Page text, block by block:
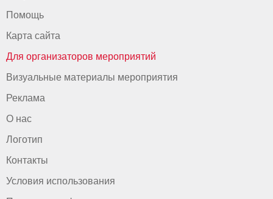
Помощь
Карта сайта
Для организаторов мероприятий
Визуальные материалы мероприятия
Реклама
О нас
Логотип
Контакты
Условия использования